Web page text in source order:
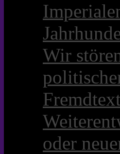
Wir
oder